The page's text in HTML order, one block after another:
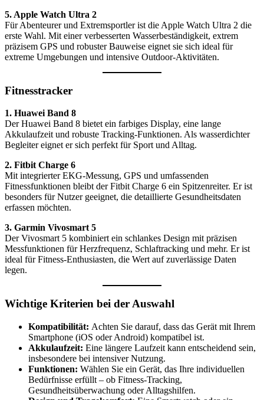
5. Apple Watch Ultra 2
Für Abenteurer und Extremsportler ist die Apple Watch Ultra 2 die
erste Wahl. Mit einer verbesserten Wasserbeständigkeit, extrem
präzisem GPS und robuster Bauweise eignet sie sich ideal für
extreme Umgebungen und intensive Outdoor-Aktivitäten.
Fitnesstracker
1. Huawei Band 8
Der Huawei Band 8 bietet ein farbiges Display, eine lange
Akkulaufzeit und robuste Tracking-Funktionen. Als wasserdichter
Begleiter eignet er sich perfekt für Sport und Alltag.
2. Fitbit Charge 6
Mit integrierter EKG-Messung, GPS und umfassenden
Fitnessfunktionen bleibt der Fitbit Charge 6 ein Spitzenreiter. Er ist
besonders für Nutzer geeignet, die detaillierte Gesundheitsdaten
erfassen möchten.
3. Garmin Vivosmart 5
Der Vivosmart 5 kombiniert ein schlankes Design mit präzisen
Messfunktionen für Herzfrequenz, Schlaftracking und mehr. Er ist
ideal für Fitness-Enthusiasten, die Wert auf zuverlässige Daten
legen.
Wichtige Kriterien bei der Auswahl
Kompatibilität: Achten Sie darauf, dass das Gerät mit Ihrem
Smartphone (iOS oder Android) kompatibel ist.
Akkulaufzeit: Eine längere Laufzeit kann entscheidend sein,
insbesondere bei intensiver Nutzung.
Funktionen: Wählen Sie ein Gerät, das Ihre individuellen
Bedürfnisse erfüllt – ob Fitness-Tracking,
Gesundheitsüberwachung oder Alltagshilfen.